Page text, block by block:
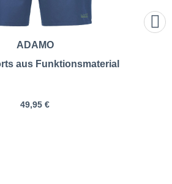
ADAMO
aus Funktionsmaterial
49,95 €